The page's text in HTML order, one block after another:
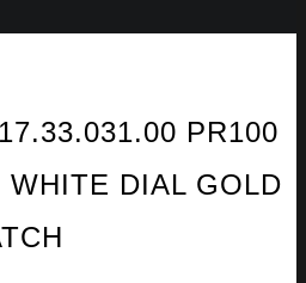
PR100
WHITE DIAL GOLD